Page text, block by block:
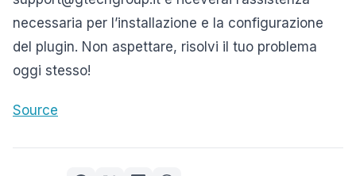
necessaria per l’installazione e la configurazione
del plugin. Non aspettare, risolvi il tuo problema
oggi stesso!
Source